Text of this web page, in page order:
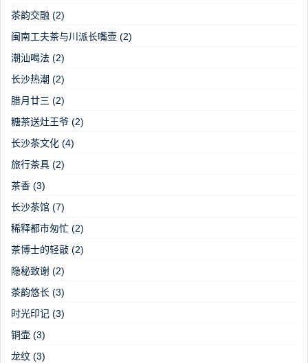
茶韵交融 (2)
闽南工夫茶与川派长嘴壶 (2)
潮汕喝法 (2)
长沙热潮 (2)
腊月廿三 (2)
糖茶送灶王爷 (2)
长沙茶文化 (4)
旅行茶具 (2)
茶香 (3)
长沙茶馆 (7)
稀释都市匆忙 (2)
茶博士的轻敲 (2)
隐秘致谢 (2)
茶韵悠长 (3)
时光印记 (3)
铜壶 (3)
龙纹 (3)